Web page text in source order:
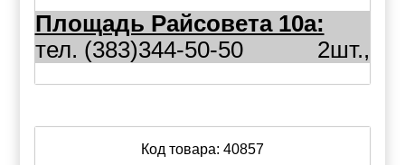
Площадь Райсовета 10а:
2шт.,
тел. (383)344-50-50
Код товара: 40857